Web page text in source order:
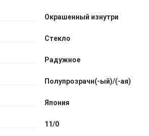
Окрашенный изнутри
Стекло
Радужное
Полупрозрачн(-ый)/(-ая)
Япония
11/0